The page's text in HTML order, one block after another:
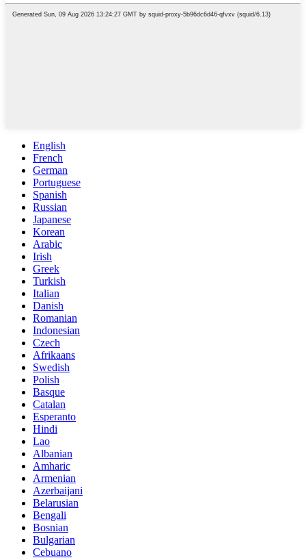
English
French
German
Portuguese
Spanish
Russian
Japanese
Korean
Arabic
Irish
Greek
Turkish
Italian
Danish
Romanian
Indonesian
Czech
Afrikaans
Swedish
Polish
Basque
Catalan
Esperanto
Hindi
Lao
Albanian
Amharic
Armenian
Azerbaijani
Belarusian
Bengali
Bosnian
Bulgarian
Cebuano